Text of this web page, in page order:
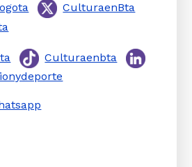
CulturaenBta
Culturaenbta